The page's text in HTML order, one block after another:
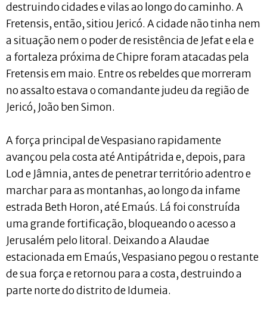
destruindo cidades e vilas ao longo do caminho. A
Fretensis, então, sitiou Jericó. A cidade não tinha nem
a situação nem o poder de resistência de Jefat e ela e
a fortaleza próxima de Chipre foram atacadas pela
Fretensis em maio. Entre os rebeldes que morreram
no assalto estava o comandante judeu da região de
Jericó, João ben Simon.
A força principal de Vespasiano rapidamente
avançou pela costa até Antipátrida e, depois, para
Lod e Jâmnia, antes de penetrar território adentro e
marchar para as montanhas, ao longo da infame
estrada Beth Horon, até Emaús. Lá foi construída
uma grande fortificação, bloqueando o acesso a
Jerusalém pelo litoral. Deixando a Alaudae
estacionada em Emaús, Vespasiano pegou o restante
de sua força e retornou para a costa, destruindo a
parte norte do distrito de Idumeia.